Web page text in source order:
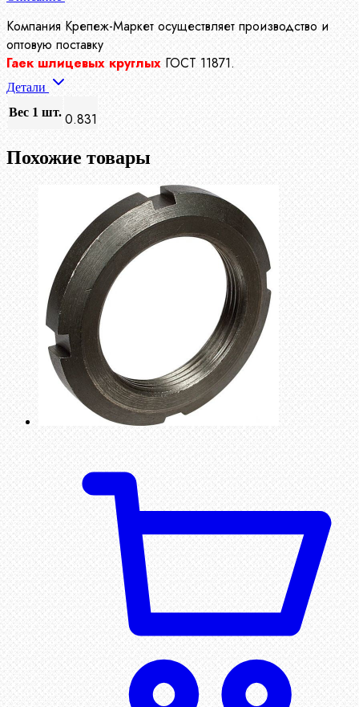
Компания Крепеж-Маркет осуществляет производство и
оптовую поставку
Гаек шлицевых круглых ГОСТ 11871.
Детали
Вес 1 шт. 0.831
Похожие товары